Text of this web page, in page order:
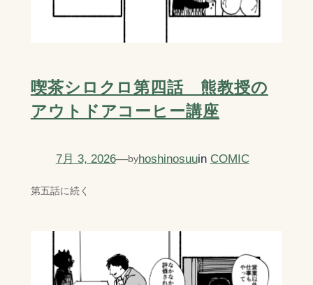
喫茶シロクロ第四話 熊教授の
アウトドアコーヒー講座
7月 3, 2026—byhoshinosuuin COMIC
第五話に続く